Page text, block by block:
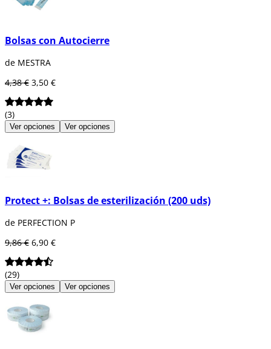
Bolsas con Autocierre
de MESTRA
4,38 € 3,50 €
(3)
Ver opciones Ver opciones
Protect +: Bolsas de esterilización (200 uds)
de PERFECTION P
9,86 € 6,90 €
(29)
Ver opciones Ver opciones